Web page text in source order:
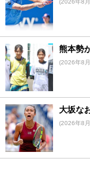
(2026年8
熊本勢
(2026年8
大坂な
(2026年8